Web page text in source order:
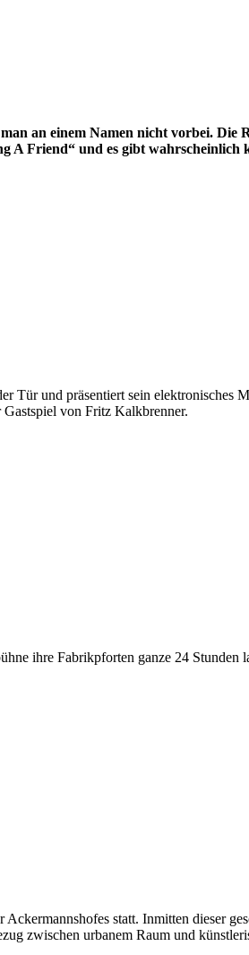
an einem Namen nicht vorbei.
A Friend“ und es gibt
Tür und präsentiert sein
von Fritz Kalkbrenner.
ihre Fabrikpforten ganze 24
statt. Inmitten dieser
zwischen urbanem Raum und